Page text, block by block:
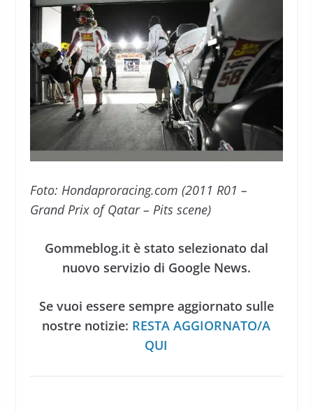
Foto: Hondaproracing.com (2011 R01 –
Grand Prix of Qatar – Pits scene)
Gommeblog.it è stato selezionato dal
nuovo servizio di Google News.
Se vuoi essere sempre aggiornato sulle
nostre notizie: RESTA AGGIORNATO/A
QUI